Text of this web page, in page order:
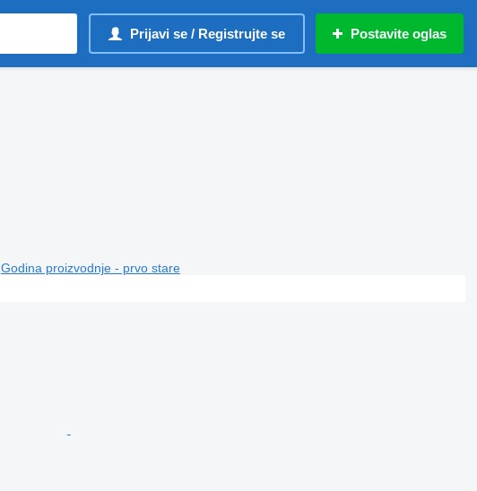
Prijavi se / Registrujte se Postavite oglas
Godina proizvodnje - prvo stare